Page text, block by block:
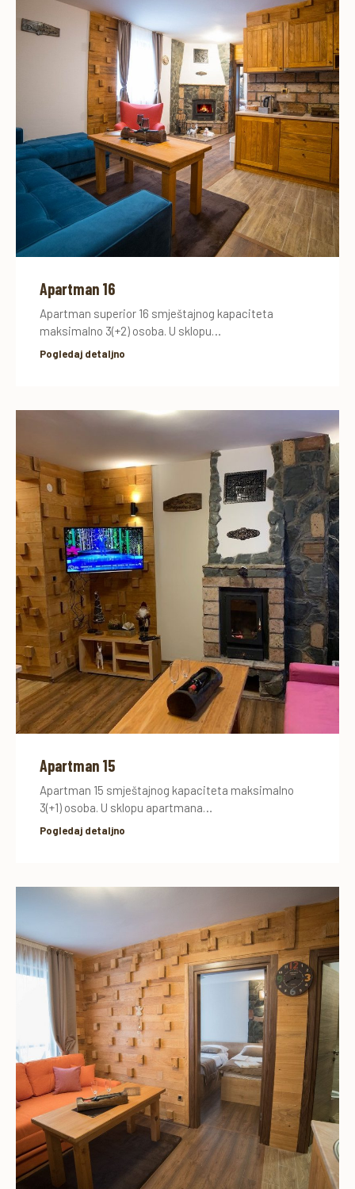
Apartman 16
Apartman superior 16 smještajnog kapaciteta
maksimalno 3(+2) osoba. U sklopu…
Pogledaj detaljno
Apartman 15
Apartman 15 smještajnog kapaciteta maksimalno
3(+1) osoba. U sklopu apartmana…
Pogledaj detaljno